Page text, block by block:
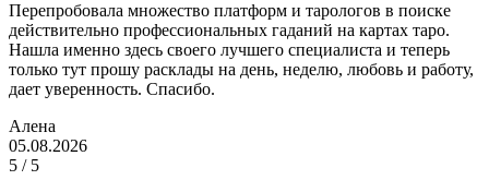
Перепробовала множество платформ и тарологов в поиске
действительно профессиональных гаданий на картах таро.
Нашла именно здесь своего лучшего специалиста и теперь
только тут прошу расклады на день, неделю, любовь и работу,
дает уверенность. Спасибо.
Алена
05.08.2026
5 / 5